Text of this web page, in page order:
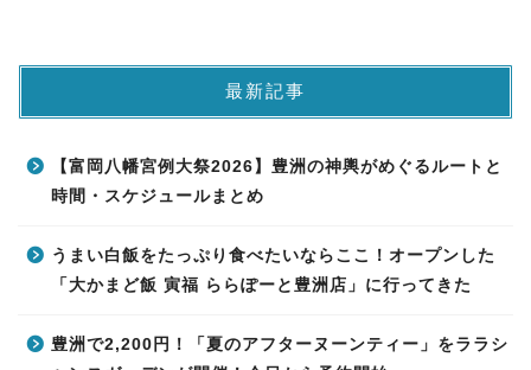
最新記事
【富岡八幡宮例大祭2026】豊洲の神輿がめぐるルートと
時間・スケジュールまとめ
うまい白飯をたっぷり食べたいならここ！オープンした
「大かまど飯 寅福 ららぽーと豊洲店」に行ってきた
豊洲で2,200円！「夏のアフターヌーンティー」をララシ